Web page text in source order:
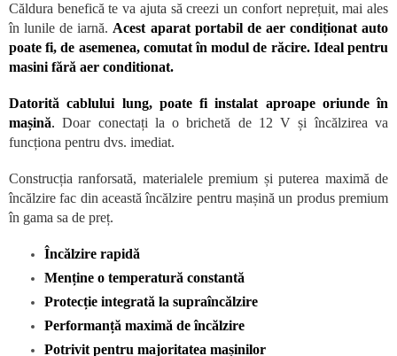
Căldura benefică te va ajuta să creezi un confort neprețuit, mai ales
în lunile de iarnă. Acest aparat portabil de aer condiționat auto
poate fi, de asemenea, comutat în modul de răcire. Ideal pentru
masini fără aer conditionat.
Datorită cablului lung, poate fi instalat aproape oriunde în
mașină. Doar conectați la o brichetă de 12 V și încălzirea va
funcționa pentru dvs. imediat.
Construcția ranforsată, materialele premium și puterea maximă de
încălzire fac din această încălzire pentru mașină un produs premium
în gama sa de preț.
Încălzire rapidă
Menține o temperatură constantă
Protecție integrată la supraîncălzire
Performanță maximă de încălzire
Potrivit pentru majoritatea mașinilor